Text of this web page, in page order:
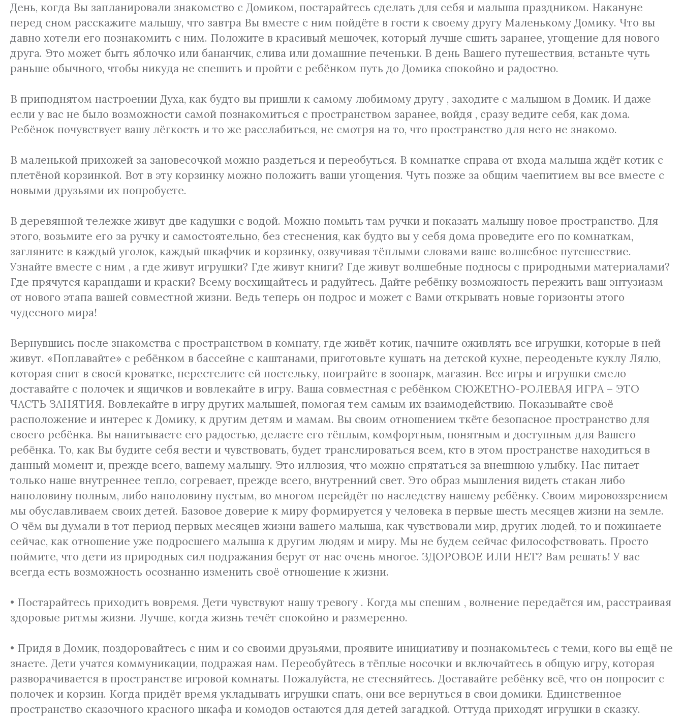
День, когда Вы запланировали знакомство с Домиком, постарайтесь сделать для себя и малыша праздником. Накануне
перед сном расскажите малышу, что завтра Вы вместе с ним пойдёте в гости к своему другу Маленькому Домику. Что вы
давно хотели его познакомить с ним. Положите в красивый мешочек, который лучше сшить заранее, угощение для нового
друга. Это может быть яблочко или бананчик, слива или домашние печеньки. В день Вашего путешествия, встаньте чуть
раньше обычного, чтобы никуда не спешить и пройти с ребёнком путь до Домика спокойно и радостно.
В приподнятом настроении Духа, как будто вы пришли к самому любимому другу , заходите с малышом в Домик. И даже
если у вас не было возможности самой познакомиться с пространством заранее, войдя , сразу ведите себя, как дома.
Ребёнок почувствует вашу лёгкость и то же расслабиться, не смотря на то, что пространство для него не знакомо.
В маленькой прихожей за зановесочкой можно раздеться и переобуться. В комнатке справа от входа малыша ждёт котик с
плетёной корзинкой. Вот в эту корзинку можно положить ваши угощения. Чуть позже за общим чаепитием вы все вместе с
новыми друзьями их попробуете.
В деревянной тележке живут две кадушки с водой. Можно помыть там ручки и показать малышу новое пространство. Для
этого, возьмите его за ручку и самостоятельно, без стеснения, как будто вы у себя дома проведите его по комнаткам,
загляните в каждый уголок, каждый шкафчик и корзинку, озвучивая тёплыми словами ваше волшебное путешествие.
Узнайте вместе с ним , а где живут игрушки? Где живут книги? Где живут волшебные подносы с природными материалами?
Где прячутся карандаши и краски? Всему восхищайтесь и радуйтесь. Дайте ребёнку возможность пережить ваш энтузиазм
от нового этапа вашей совместной жизни. Ведь теперь он подрос и может с Вами открывать новые горизонты этого
чудесного мира!
Вернувшись после знакомства с пространством в комнату, где живёт котик, начните оживлять все игрушки, которые в ней
живут. «Поплавайте» с ребёнком в бассейне с каштанами, приготовьте кушать на детской кухне, переоденьте куклу Лялю,
которая спит в своей кроватке, перестелите ей постельку, поиграйте в зоопарк, магазин. Все игры и игрушки смело
доставайте с полочек и ящичков и вовлекайте в игру. Ваша совместная с ребёнком СЮЖЕТНО-РОЛЕВАЯ ИГРА – ЭТО
ЧАСТЬ ЗАНЯТИЯ. Вовлекайте в игру других малышей, помогая тем самым их взаимодействию. Показывайте своё
расположение и интерес к Домику, к другим детям и мамам. Вы своим отношением ткёте безопасное пространство для
своего ребёнка. Вы напитываете его радостью, делаете его тёплым, комфортным, понятным и доступным для Вашего
ребёнка. То, как Вы будите себя вести и чувствовать, будет транслироваться всем, кто в этом пространстве находиться в
данный момент и, прежде всего, вашему малышу. Это иллюзия, что можно спрятаться за внешнюю улыбку. Нас питает
только наше внутреннее тепло, согревает, прежде всего, внутренний свет. Это образ мышления видеть стакан либо
наполовину полным, либо наполовину пустым, во многом перейдёт по наследству нашему ребёнку. Своим мировоззрением
мы обуславливаем своих детей. Базовое доверие к миру формируется у человека в первые шесть месяцев жизни на земле.
О чём вы думали в тот период первых месяцев жизни вашего малыша, как чувствовали мир, других людей, то и пожинаете
сейчас, как отношение уже подросшего малыша к другим людям и миру. Мы не будем сейчас философствовать. Просто
поймите, что дети из природных сил подражания берут от нас очень многое. ЗДОРОВОЕ ИЛИ НЕТ? Вам решать! У вас
всегда есть возможность осознанно изменить своё отношение к жизни.
• Постарайтесь приходить вовремя. Дети чувствуют нашу тревогу . Когда мы спешим , волнение передаётся им, расстраивая
здоровые ритмы жизни. Лучше, когда жизнь течёт спокойно и размеренно.
• Придя в Домик, поздоровайтесь с ним и со своими друзьями, проявите инициативу и познакомьтесь с теми, кого вы ещё не
знаете. Дети учатся коммуникации, подражая нам. Переобуйтесь в тёплые носочки и включайтесь в общую игру, которая
разворачивается в пространстве игровой комнаты. Пожалуйста, не стесняйтесь. Доставайте ребёнку всё, что он попросит с
полочек и корзин. Когда придёт время укладывать игрушки спать, они все вернуться в свои домики. Единственное
пространство сказочного красного шкафа и комодов остаются для детей загадкой. Оттуда приходят игрушки в сказку.